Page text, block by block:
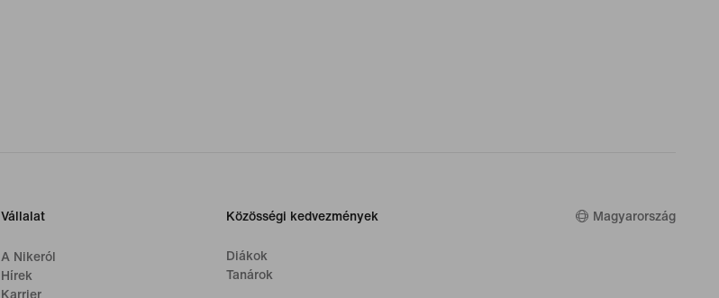
Vállalat
A Nikeról
Hírek
Karrier
Közösségi kedvezmények
Diákok
Tanárok
Magyarország